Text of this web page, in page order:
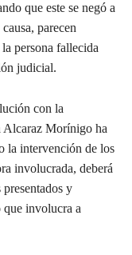
que este se negó a
parecen
persona fallecida
judicial.
con la
Alcaraz Morínigo ha
la intervención de los
involucrada, deberá
y
que involucra a